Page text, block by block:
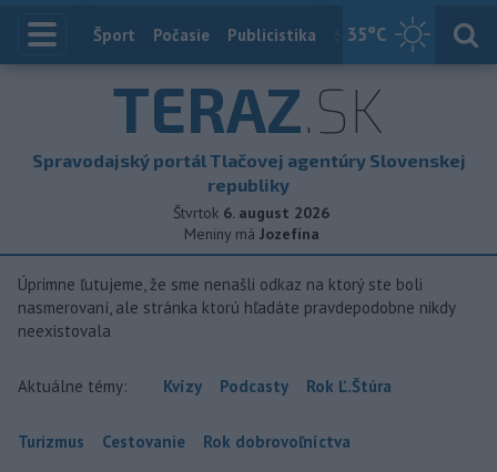
35°C
Index
Šport Počasie Publicistika Slovensko
TERAZ.SK
Spravodajský portál Tlačovej agentúry Slovenskej
republiky
Štvrtok 6. august 2026
Meniny má Jozefína
Úprimne ľutujeme, že sme nenašli odkaz na ktorý ste boli
nasmerovaní, ale stránka ktorú hľadáte pravdepodobne nikdy
neexistovala
Aktuálne témy: Kvízy Podcasty Rok Ľ.Štúra
Turizmus Cestovanie Rok dobrovoľníctva